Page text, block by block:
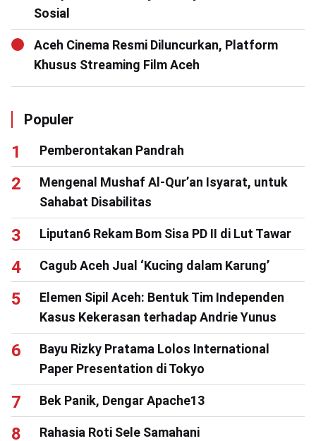
Sosial
Aceh Cinema Resmi Diluncurkan, Platform
Khusus Streaming Film Aceh
Populer
Pemberontakan Pandrah
Mengenal Mushaf Al-Qur’an Isyarat, untuk
Sahabat Disabilitas
Liputan6 Rekam Bom Sisa PD II di Lut Tawar
Cagub Aceh Jual ‘Kucing dalam Karung’
Elemen Sipil Aceh: Bentuk Tim Independen
Kasus Kekerasan terhadap Andrie Yunus
Bayu Rizky Pratama Lolos International
Paper Presentation di Tokyo
Bek Panik, Dengar Apache13
Rahasia Roti Sele Samahani